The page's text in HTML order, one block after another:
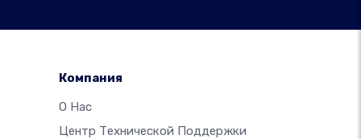
Компания
О Нас
Центр Технической Поддержки